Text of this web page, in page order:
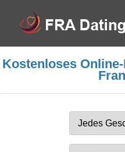
Kostenloses